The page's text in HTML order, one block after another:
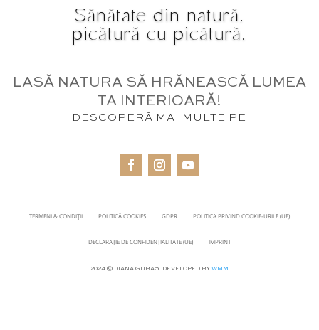
Sănătate din natură,
picătură cu picătură.
LASĂ NATURA SĂ HRĂNEASCĂ LUMEA
TA INTERIOARĂ!
DESCOPERĂ MAI MULTE PE
TERMENI & CONDIȚII POLITICĂ COOKIES GDPR POLITICA PRIVIND COOKIE-URILE (UE)
DECLARAȚIE DE CONFIDENȚIALITATE (UE) IMPRINT
2024 © DIANA GUBAS. DEVELOPED BY WMM